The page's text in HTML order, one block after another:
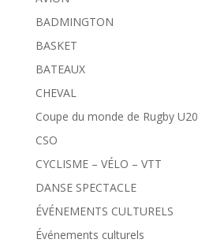
BADMINGTON
BASKET
BATEAUX
CHEVAL
Coupe du monde de Rugby U20
CSO
CYCLISME – VÉLO – VTT
DANSE SPECTACLE
ÉVÉNEMENTS CULTURELS
Événements culturels